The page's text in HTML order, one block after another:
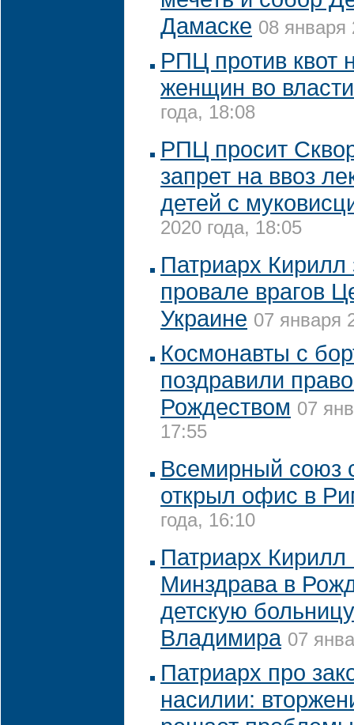
Дамаске 08 января
РПЦ против квот
женщин во власти
года, 18:08
РПЦ просит
запрет на ввоз
детей с
2020 года, 18:05
Патриарх Кирилл
провале врагов
Украине 07 января
Космонавты с
поздравили
Рождеством 07
17:55
Всемирный союз
открыл офис в
года, 16:10
Патриарх Кирилл
Минздрава в
детскую
Владимира 07
Патриарх про
насилии: